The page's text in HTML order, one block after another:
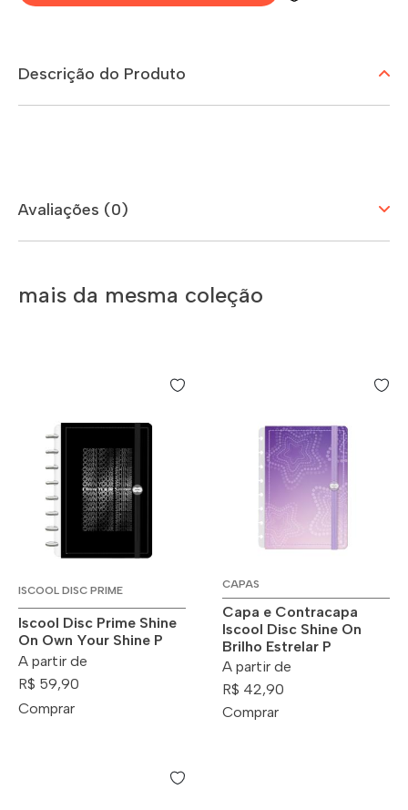
Descrição do Produto
Avaliações (0)
mais da mesma coleção
ISCOOL DISC PRIME
Iscool Disc Prime Shine
On Own Your Shine P
A partir de
R$ 59,90
Comprar
CAPAS
Capa e Contracapa
Iscool Disc Shine On
Brilho Estrelar P
A partir de
R$ 42,90
Comprar